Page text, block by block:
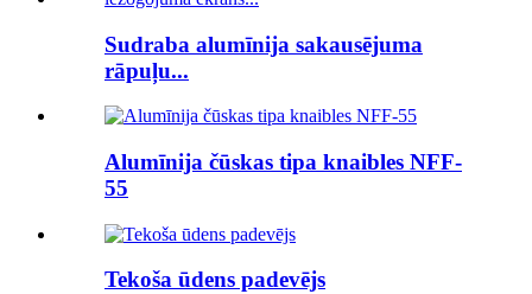
Sudraba alumīnija sakausējuma
rāpuļu...
Alumīnija čūskas tipa knaibles NFF-
55
Tekoša ūdens padevējs